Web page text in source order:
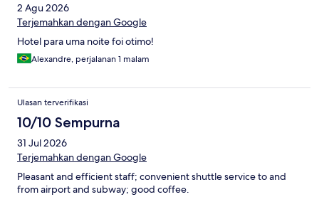
2 Agu 2026
Terjemahkan dengan Google
Hotel para uma noite foi otimo!
Alexandre, perjalanan 1 malam
Ulasan terverifikasi
10/10 Sempurna
31 Jul 2026
Terjemahkan dengan Google
Pleasant and efficient staff; convenient shuttle service to and
from airport and subway; good coffee.